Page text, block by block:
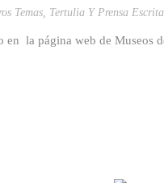
Temas, Tertulia Y Prensa Escrita
la página web de Museos